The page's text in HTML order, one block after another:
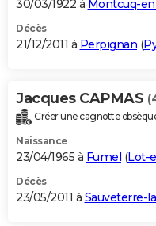
30/03/1922 à Montcuq-
Décès
21/12/2011 à Perpignan (
Jacques CAPMAS
Créer une cagnotte
Naissance
23/04/1965 à Fumel (Lot-
Décès
23/05/2011 à Sauveterre-